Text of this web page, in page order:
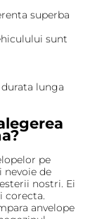
superba
sunt
lunga
pe
nevoie de
nostri. Ei
corecta.
anvelope